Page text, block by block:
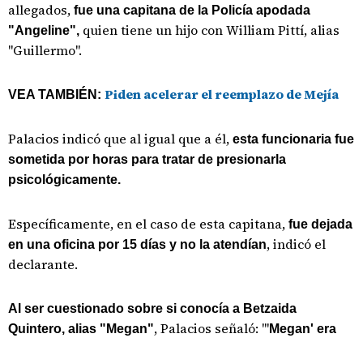
allegados, fue una capitana de la Policía apodada
"Angeline", quien tiene un hijo con William Pittí, alias
"Guillermo".
VEA TAMBIÉN: Piden acelerar el reemplazo de Mejía
Palacios indicó que al igual que a él, esta funcionaria fue
sometida por horas para tratar de presionarla
psicológicamente.
Específicamente, en el caso de esta capitana, fue dejada
en una oficina por 15 días y no la atendían, indicó el
declarante.
Al ser cuestionado sobre si conocía a Betzaida
Quintero, alias "Megan", Palacios señaló: "'Megan' era